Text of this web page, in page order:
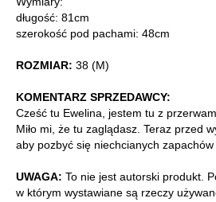
długość: 81cm
szerokość pod pachami: 48cm
ROZMIAR: 38 (M)
KOMENTARZ SPRZEDAWCY:
Cześć tu Ewelina, jestem tu z
Miło mi, że tu zaglądasz. Teraz przed
aby pozbyć się niechcianych zapachów
UWAGA: To nie jest autorski produkt.
w którym wystawiane są rzeczy